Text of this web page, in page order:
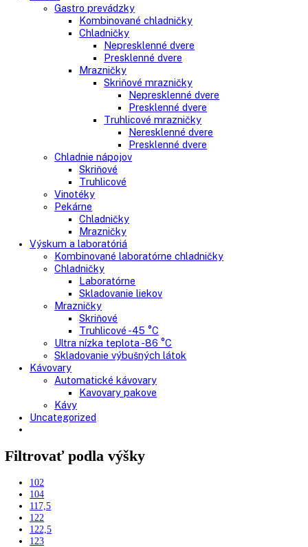
Voľne stojace spotrebiče
Side-By-Side chladničky
Kombinované chladničky
mraziak dole
mraziak hore
Mrazničky
Stolové mrazničky
Skriňové mrazničky
Truhlicové mrazničky
Voľne stojace chladničky
Klasické chladničky
Stolové chladničky
Americké chladničky
Chladnička na víno
Humidory
Gastro
Gastro prevádzky
Kombinované chladničky
Chladničky
Presklenné dvere
Mrazničky
Nepresklenné dvere
Presklenné dvere
Truhlicové mrazničky
Presklenné dvere
Chladnie nápojov
Truhlicové
Pekárne
Chladničky
Výskum a laboratóriá